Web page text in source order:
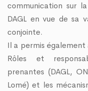
communication sur
DAGL en vue de sa
conjointe.
Il a permis
Rôles et
prenantes (DAGL,
Lomé) et les